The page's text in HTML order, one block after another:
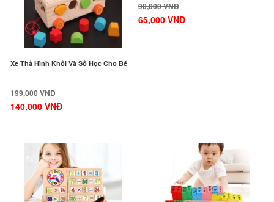
Xe Thả Hình Khối Và Số Học Cho Bé
199,000 VNĐ
140,000 VNĐ
90,000 VNĐ
65,000 VNĐ
-31%